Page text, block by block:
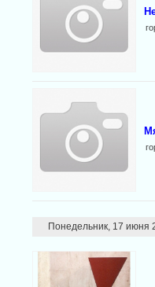
Понедельник, 17 июня